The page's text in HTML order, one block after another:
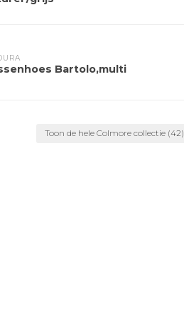
Bartolo,multi
Toon de hele Colmore collectie (42)